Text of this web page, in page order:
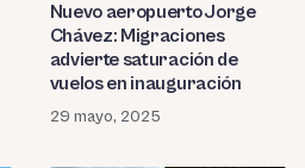
Nuevo aeropuerto Jorge
Chávez: Migraciones
advierte saturación de
vuelos en inauguración
29 mayo, 2025